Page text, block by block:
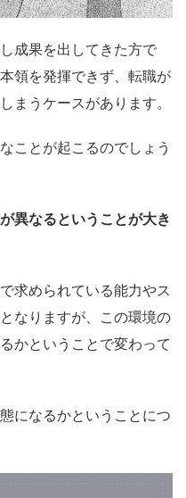
成果を出してきた方で
領を発揮できず、転職が
まうケースがあります。
ことが起こるのでしょう
異なるということが大き
求められている能力やス
なりますが、この環境の
かということで変わって
になるかということにつ